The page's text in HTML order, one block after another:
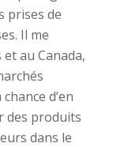
prises de
Il me
au Canada,
d’en
des produits
dans le